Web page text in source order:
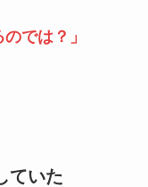
では？」
ていた